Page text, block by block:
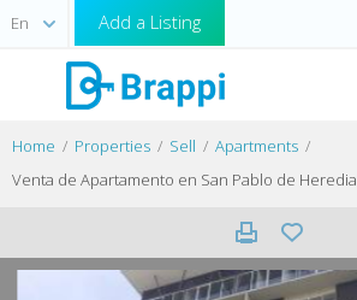
Add a Listing
Home Properties Sell
Apartments
Venta de Apartamento en San Pablo de Heredia